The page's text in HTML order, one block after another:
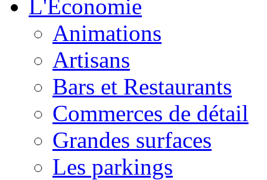
L'Economie
Animations
Artisans
Bars et Restaurants
Commerces de détail
Grandes surfaces
Les parkings